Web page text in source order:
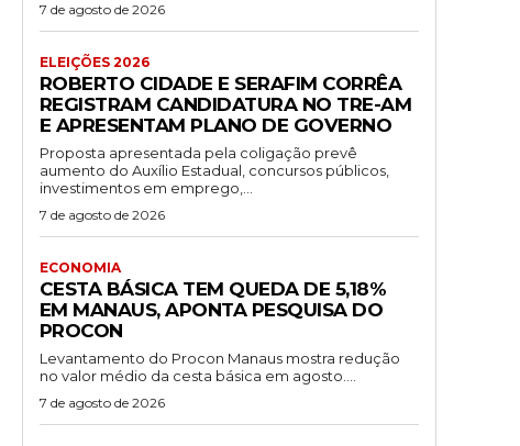
7 de agosto de 2026
ELEIÇÕES 2026
ROBERTO CIDADE E SERAFIM CORRÊA
REGISTRAM CANDIDATURA NO TRE-AM
E APRESENTAM PLANO DE GOVERNO
Proposta apresentada pela coligação prevê
aumento do Auxílio Estadual, concursos públicos,
investimentos em emprego,...
7 de agosto de 2026
ECONOMIA
CESTA BÁSICA TEM QUEDA DE 5,18%
EM MANAUS, APONTA PESQUISA DO
PROCON
Levantamento do Procon Manaus mostra redução
no valor médio da cesta básica em agosto....
7 de agosto de 2026